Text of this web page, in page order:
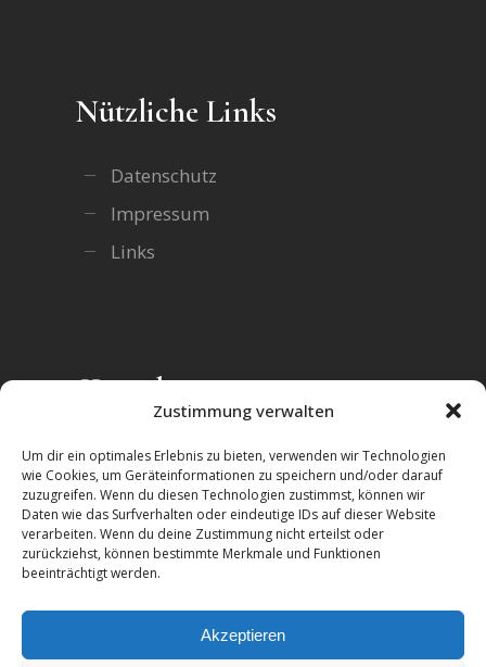
Zustimmung verwalten
Um dir ein optimales Erlebnis zu bieten, verwenden wir Technologien
wie Cookies, um Geräteinformationen zu speichern und/oder darauf
zuzugreifen. Wenn du diesen Technologien zustimmst, können wir
Daten wie das Surfverhalten oder eindeutige IDs auf dieser Website
verarbeiten. Wenn du deine Zustimmung nicht erteilst oder
zurückziehst, können bestimmte Merkmale und Funktionen
beeinträchtigt werden.
Akzeptieren
Nützliche Links
Datenschutz
Impressum
Links
Kontakt
(haftungsbeschränkt)
Alttrachau 35
01139 Dresden
Telefon:+49-(351)-417241225